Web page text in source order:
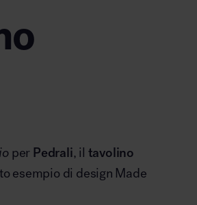
per Pedrali, il tavolino
esempio di design Made